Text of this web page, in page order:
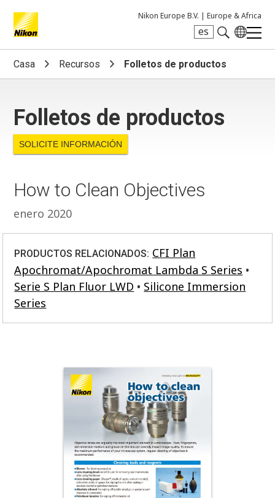
Nikon Europe B.V. | Europe & Africa
es
Search keyword(s)
Casa Recursos Folletos de productos
Folletos de productos
SOLICITE INFORMACIÓN
How to Clean Objectives
enero 2020
PRODUCTOS RELACIONADOS: CFI Plan
Apochromat/Apochromat Lambda S Series
Serie S Plan Fluor LWD
Silicone Immersion
Series